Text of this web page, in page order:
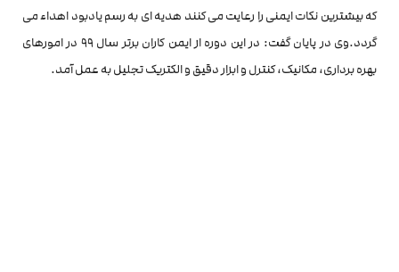
که بیشترین نکات ایمنی را رعایت می کنند هدیه ای به رسم یادبود اهداء می
گردد.وی در پایان گفت: در این دوره از ایمن کاران برتر سال ۹۹ در امورهای
بهره برداری، مکانیک، کنترل و ابزار دقیق و الکتریک تجلیل به عمل آمد.